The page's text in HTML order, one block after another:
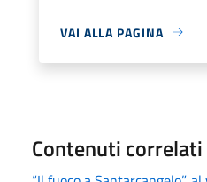
VAI ALLA PAGINA
Contenuti correlati